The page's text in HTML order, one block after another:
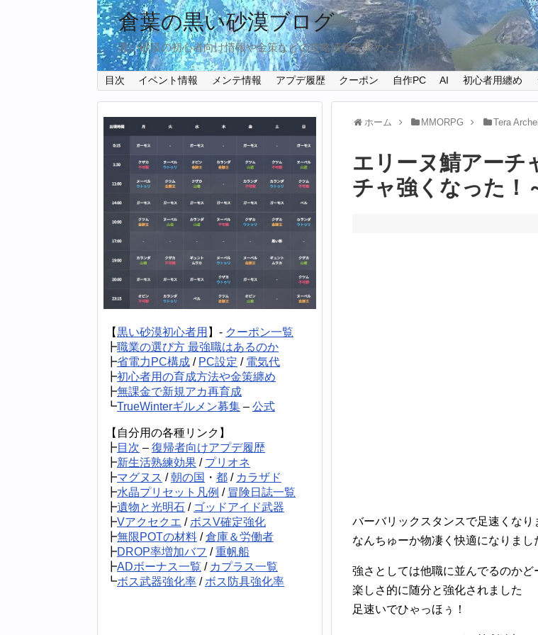
倉葉の黒い砂漠ブログ
黒い砂漠の初心者向け情報や金策などの攻略情報を纏めたプレイ日記
目次 イベント情報 メンテ情報 アプデ履歴 クーポン 自作PC AI 初心者用纏め
ホーム MMORPG Tera
エリーヌ鯖アー
チャ強くなった！
バーバリックスタンスで足速くなり
なんちゅーか物凄く快適になりまし
強さとしては他職に並んでるのかど
楽しさ的に随分と強化されました
足速いでひゃっほぅ！
【黒い砂漠初心者用 】- クーポン一覧
┣職業の選び方 最強職はあるのか
┣省電力PC構成 / PC設定 / 電気代
┣初心者用の育成方法や金策纏め
┣無課金で新規アカ再育成
┗TrueWinterギルメン募集 – 公式
【自分用の各種リンク】
┣目次 – 復帰者向けアプデ履歴
┣新生活熟練効果 / プリオネ
┣マグヌス /朝の国 ・ 都 / カラザド
┣水晶プリセット凡例 / 冒険日誌一覧
┣遺物と光明石 / ゴッドアイド武器
┣Vアクセクエ / ボスV確定強化
┣無限POTの材料 /倉庫＆労働者
┣DROP率増加バフ /重帆船
┣ADボーナス一覧 / カプラス一覧
┗ボス武器強化率 / ボス防具強化率